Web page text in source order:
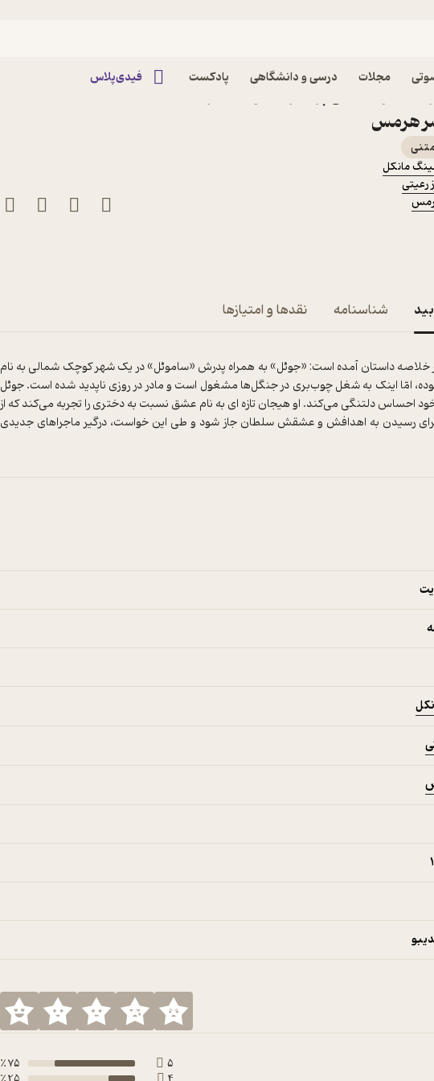
مجلات درسی و دانشگاهی پادکست فیدی‌پلاس
هرمس
مانکل
رعیتی
شناسنامه نقدها و امتیازها
خلاصه داستان آمده است: «جوئل» به همراه پدرش «ساموئل» در یک شهر کوچک شمالی به نام
امّا اینک به شغل چوب‌بری در جنگل‌ها مشغول است و مادر در روزی ناپدید شده است. جوئل
احساس دلتنگی می‌کند. او هیجان تازه ای به نام عشق نسبت به دختری را تجربه می‌کند که از
رسیدن به اهدافش و عشقش سلطان جاز شود و طی این خواست، درگیر ماجراهای جدیدی
5
75 ٪